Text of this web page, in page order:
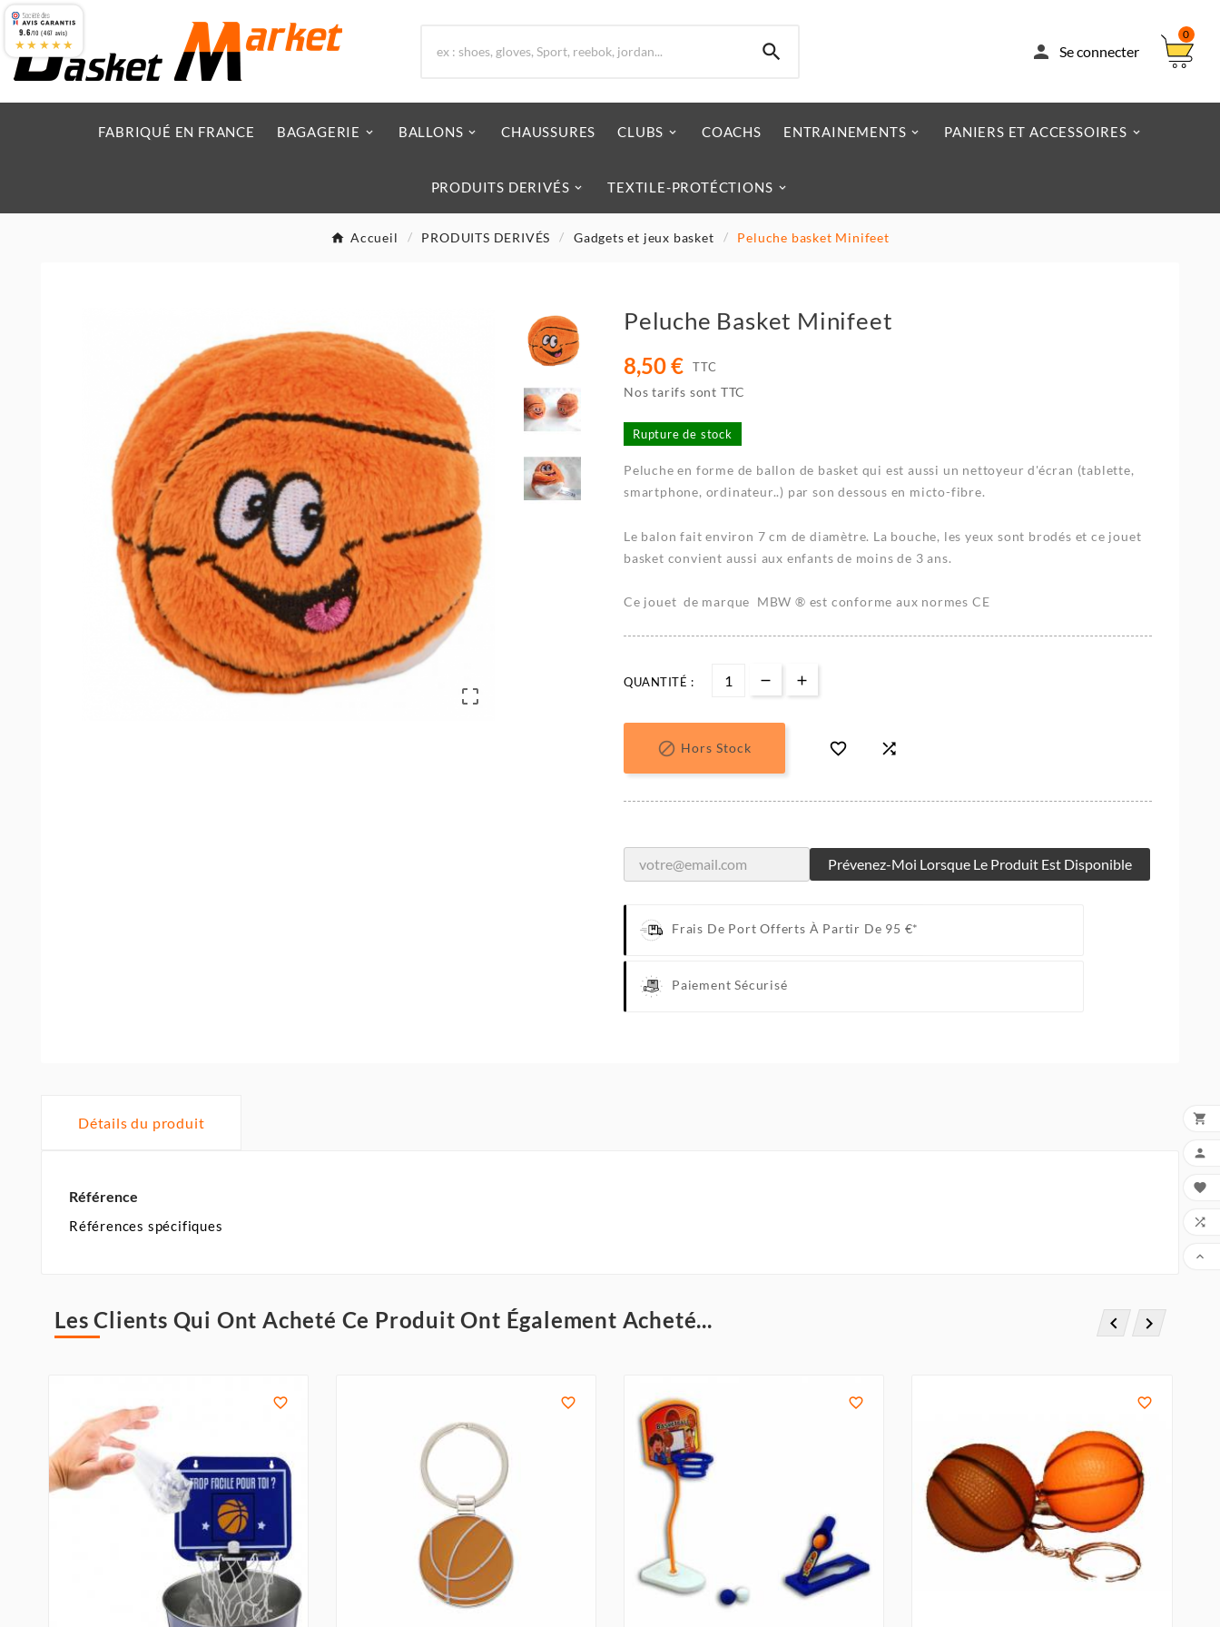
  Se connecter
0
FABRIQUÉ EN FRANCE BAGAGERIE BALLONS CHAUSSURES CLUBS COACHS ENTRAINEMENTS PANIERS ET ACCESSOIRES
PRODUITS DERIVÉS TEXTILE-PROTÉCTIONS
Accueil PRODUITS DERIVÉS Gadgets et jeux basket Peluche basket Minifeet

Peluche Basket Minifeet
8,50 € TTC
Nos tarifs sont TTC
Rupture de stock
Peluche en forme de ballon de basket qui est aussi un nettoyeur d'écran (tablette,
smartphone, ordinateur..) par son dessous en micto-fibre.
Le balon fait environ 7 cm de diamètre. La bouche, les yeux sont brodés et ce jouet
basket convient aussi aux enfants de moins de 3 ans.
Ce jouet de marque MBW ® est conforme aux normes CE
QUANTITÉ :
 Hors Stock  
Prévenez-Moi Lorsque Le Produit Est Disponible
Frais De Port Offerts À Partir De 95 €*
Paiement Sécurisé
Détails du produit
Référence
Références spécifiques
Les Clients Qui Ont Acheté Ce Produit Ont Également Acheté...  
   





9.6/10 (467 avis)
★★★★★